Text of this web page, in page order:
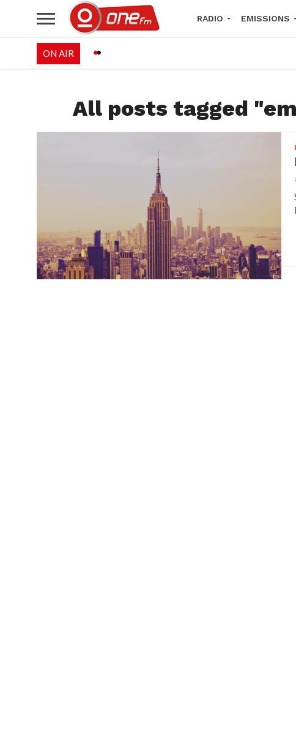
RADIO EMISSIONS
ON AIR
All posts tagged